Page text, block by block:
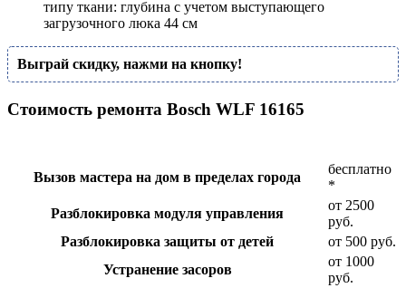
типу ткани: глубина с учетом выступающего
загрузочного люка 44 см
Выграй скидку, нажми на кнопку!
Стоимость ремонта Bosch WLF 16165
Вызов мастера на дом в пределах города
бесплатно
*
Разблокировка модуля управления
от 2500
руб.
Разблокировка защиты от детей
от 500 руб.
Устранение засоров
от 1000
руб.